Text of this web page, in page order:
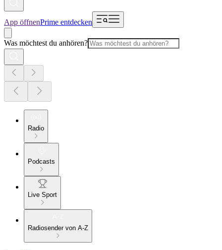
App öffnenPrime entdecken
Was möchtest du anhören?
Radio
Podcasts
Live Sport
Radiosender von A-Z